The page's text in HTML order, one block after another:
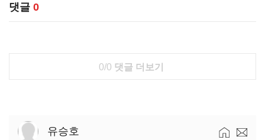
댓글 0
0/0 댓글 더보기
유승호